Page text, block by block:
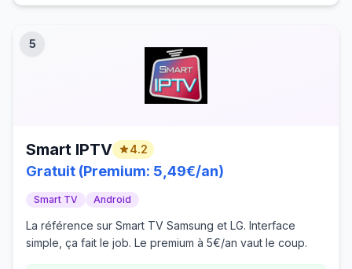
5
Smart IPTV 4.2
Gratuit (Premium: 5,49€/an)
Smart TV Android
La référence sur Smart TV Samsung et LG. Interface
simple, ça fait le job. Le premium à 5€/an vaut le coup.